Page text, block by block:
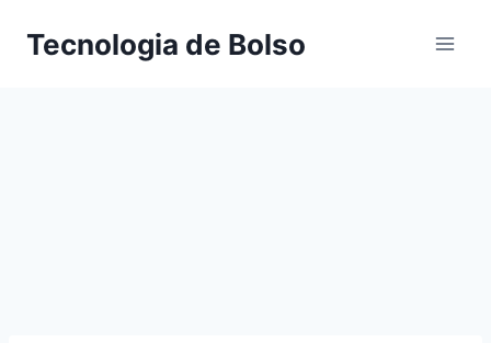
Tecnologia de Bolso